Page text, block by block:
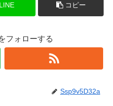
LINE コピー
フォローする
Ssp9v5D32a